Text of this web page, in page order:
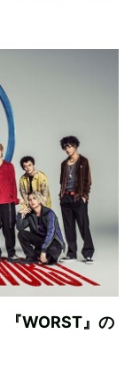
『WORST』の